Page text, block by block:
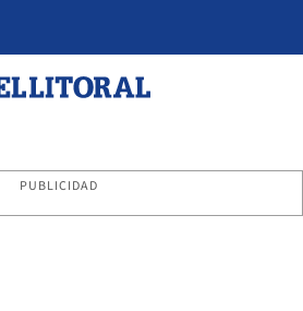
PUBLICIDAD